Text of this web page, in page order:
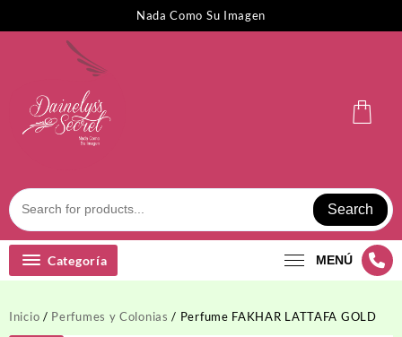
Nada Como Su Imagen
Search
Categoría MENÚ
Inicio / Perfumes y Colonias / Perfume FAKHAR LATTAFA GOLD